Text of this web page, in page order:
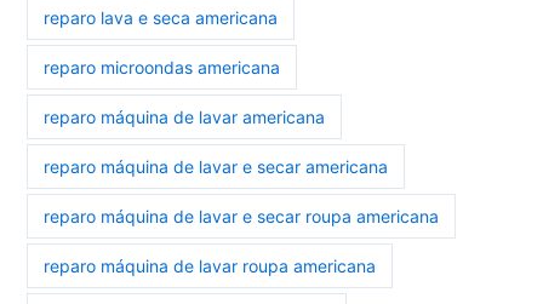
reparo lava e seca americana
reparo microondas americana
reparo máquina de lavar americana
reparo máquina de lavar e secar americana
reparo máquina de lavar e secar roupa americana
reparo máquina de lavar roupa americana